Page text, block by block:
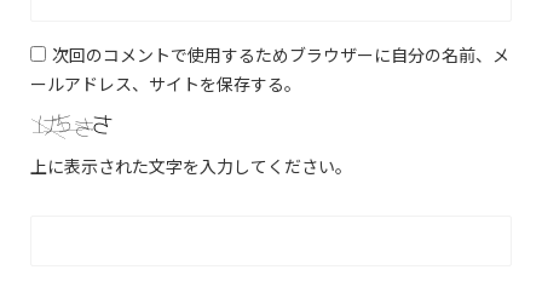
次回のコメントで使用するためブラウザーに自分の名前、メ
ールアドレス、サイトを保存する。
上に表示された文字を入力してください。